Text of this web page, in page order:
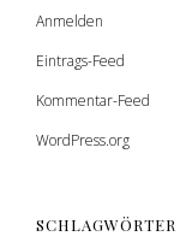
Anmelden
Eintrags-Feed
Kommentar-Feed
WordPress.org
SCHLAGWÖRTER